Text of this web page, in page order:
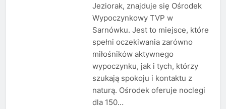
Jeziorak, znajduje się Ośrodek
Wypoczynkowy TVP w
Sarnówku. Jest to miejsce, które
spełni oczekiwania zarówno
miłośników aktywnego
wypoczynku, jak i tych, którzy
szukają spokoju i kontaktu z
naturą. Ośrodek oferuje noclegi
dla 150…